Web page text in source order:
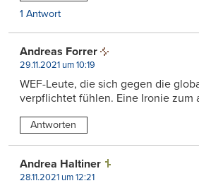
1 Antwort
Andreas Forrer
29.11.2021 um 10:19
WEF-Leute, die sich gegen die
verpflichtet fühlen. Eine Ironie zum
Antworten
Andrea Haltiner
28.11.2021 um 12:21